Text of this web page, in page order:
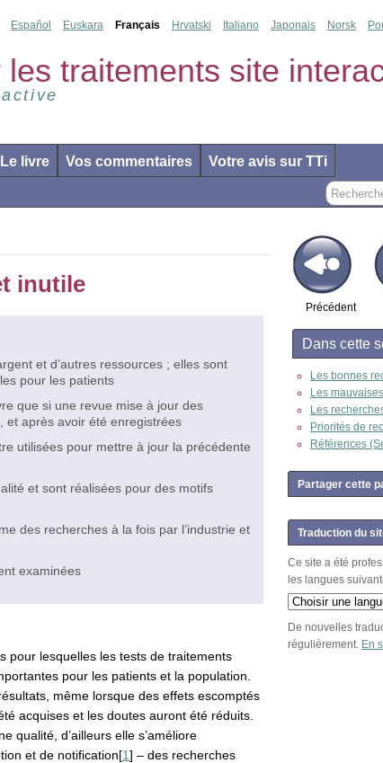
traitements site
Español Euskara Français Hrvatski Italiano Japonais Norsk
Le livre Vos commentaires Votre avis sur TTi
inutile
et d’autres ressources ; elles sont
pour les patients
que si une revue mise à jour des
et après avoir été enregistrées
utilisées pour mettre à jour la précédente
et sont réalisées pour des motifs
des recherches à la fois par l’industrie et
examinées
pour lesquelles les tests de traitements
pour les patients et la population.
même lorsque des effets escomptés
acquises et les doutes auront été réduits.
qualité, d’ailleurs elle s’améliore
et de notification[1] – des recherches
Précédent
Dans cette
Les bonnes
Les
Les
Priorités de
Références
Partager cette
Traduction du
Ce site a été
les langues
De nouvelles
régulièrement. En